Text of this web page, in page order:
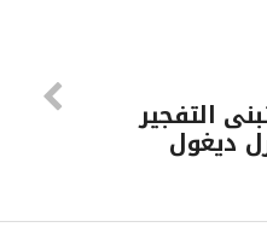
التفجير
ديغول